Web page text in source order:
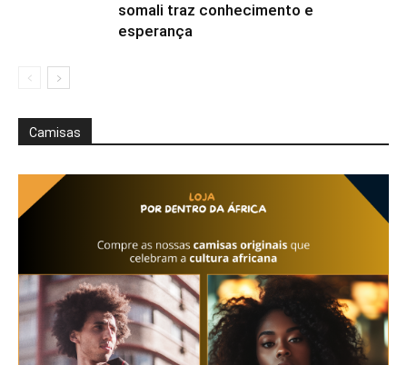
somali traz conhecimento e
esperança
Camisas